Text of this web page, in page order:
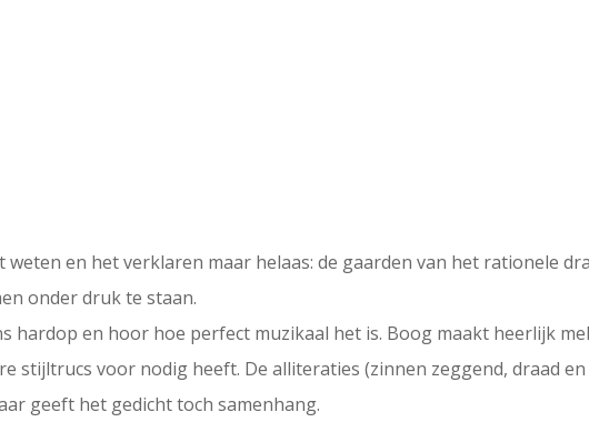
en het verklaren maar helaas: de gaarden van het rationele
onder druk te staan.
hardop en hoor hoe perfect muzikaal het is. Boog maakt heerlijk
stijltrucs voor nodig heeft. De alliteraties (zinnen zeggend, draad
geeft het gedicht toch samenhang.